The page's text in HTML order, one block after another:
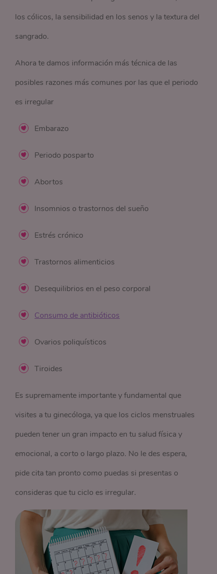
los cólicos, la sensibilidad en los senos y la textura del
sangrado.
Ahora te damos información más técnica de las
posibles razones más comunes por las que el periodo
es irregular
Embarazo
Periodo posparto
Abortos
Insomnios o trastornos del sueño
Estrés crónico
Trastornos alimenticios
Desequilibrios en el peso corporal
Consumo de antibióticos
Ovarios poliquísticos
Tiroides
Es supremamente importante y fundamental que
visites a tu ginecóloga, ya que los ciclos menstruales
pueden tener un gran impacto en tu salud física y
emocional, a corto o largo plazo. No le des espera,
pide cita tan pronto como puedas si presentas o
consideras que tu ciclo es irregular.